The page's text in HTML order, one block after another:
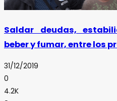
Saldar deudas,
beber y fumar, entre los
31/12/2019
0
4.2K